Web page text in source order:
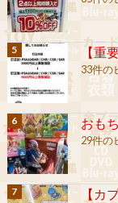
【重
33件の
おも
29件の
【カ